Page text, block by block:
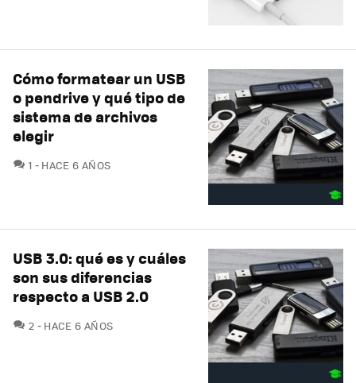
Cómo formatear un USB
o pendrive y qué tipo de
sistema de archivos
elegir
1 COMENTARIOS
HACE 6 AÑOS
USB 3.0: qué es y cuáles
son sus diferencias
respecto a USB 2.0
2 COMENTARIOS
HACE 6 AÑOS